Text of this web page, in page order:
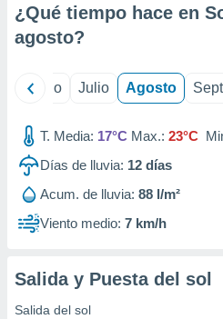
de
1199
¿Qué tiempo hace en
agosto?
Junio Julio Agosto
T. Media: 17°C Max.: 23°C
Días de lluvia: 12 días
Acum. de lluvia: 88 l/m²
Viento medio: 7 km/h
Salida y Puesta del sol
Salida del sol